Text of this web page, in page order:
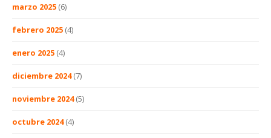
marzo 2025 (6)
febrero 2025 (4)
enero 2025 (4)
diciembre 2024(7)
noviembre 2024(5)
octubre 2024(4)